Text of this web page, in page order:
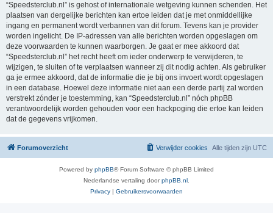
“Speedsterclub.nl” is gehost of internationale wetgeving kunnen schenden. Het
plaatsen van dergelijke berichten kan ertoe leiden dat je met onmiddellijke
ingang en permanent wordt verbannen van dit forum. Tevens kan je provider
worden ingelicht. De IP-adressen van alle berichten worden opgeslagen om
deze voorwaarden te kunnen waarborgen. Je gaat er mee akkoord dat
“Speedsterclub.nl” het recht heeft om ieder onderwerp te verwijderen, te
wijzigen, te sluiten of te verplaatsen wanneer zij dit nodig achten. Als gebruiker
ga je ermee akkoord, dat de informatie die je bij ons invoert wordt opgeslagen
in een database. Hoewel deze informatie niet aan een derde partij zal worden
verstrekt zónder je toestemming, kan “Speedsterclub.nl” nóch phpBB
verantwoordelijk worden gehouden voor een hackpoging die ertoe kan leiden
dat de gegevens vrijkomen.
Forumoverzicht Alle tijden zijn UTC
Verwijder cookies
Powered by phpBB® Forum Software © phpBB Limited
Nederlandse vertaling doorphpBB.nl
Privacy | Gebruikersvoorwaarden